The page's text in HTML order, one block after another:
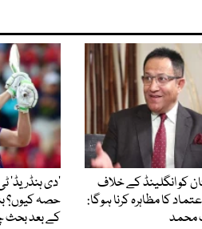
کو انگلینڈ کے خلاف
کا مظاہرہ کرنا ہوگا:
محمد
’دی ہنڈریڈ‘
حصہ کیوں؟
کے بعد بحث